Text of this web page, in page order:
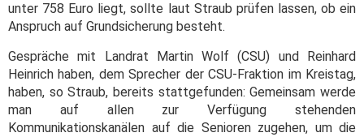
unter 758 Euro liegt, sollte laut Straub prüfen lassen, ob ein
Anspruch auf Grundsicherung besteht.
Gespräche mit Landrat Martin Wolf (CSU) und Reinhard
Heinrich haben, dem Sprecher der CSU-Fraktion im Kreistag,
haben, so Straub, bereits stattgefunden: Gemeinsam werde
man auf allen zur Verfügung stehenden
Kommunikationskanälen auf die Senioren zugehen, um die